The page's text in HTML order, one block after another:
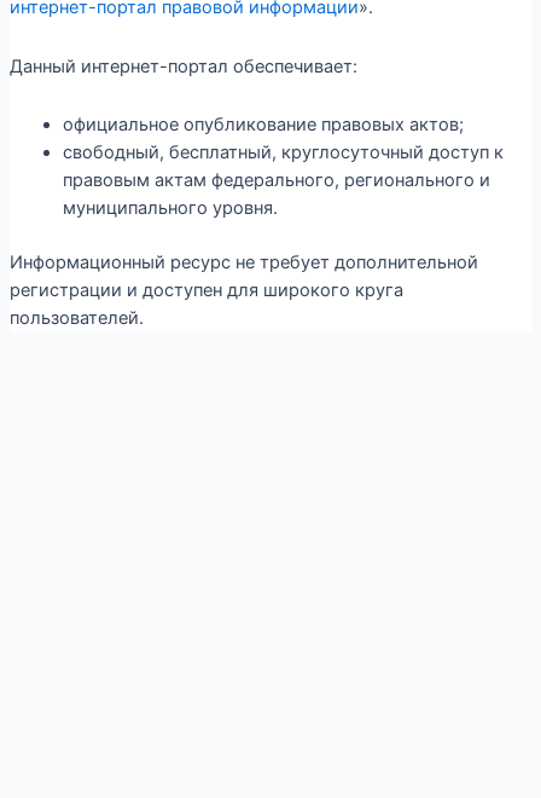
интернет-портал правовой информации».
Данный интернет-портал обеспечивает:
официальное опубликование правовых актов;
свободный, бесплатный, круглосуточный доступ к
правовым актам федерального, регионального и
муниципального уровня.
Информационный ресурс не требует дополнительной
регистрации и доступен для широкого круга
пользователей.